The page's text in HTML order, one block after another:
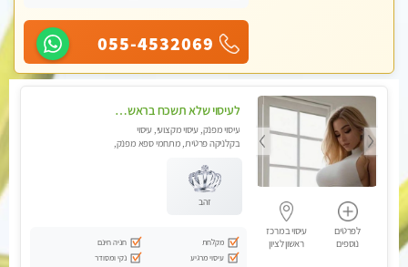
055-4532069
לפרטים
נוספים
עיסוי במרכז
ראשון לציון
לעיסוי שלא תשכח בראשון לציון
עיסוי מפנק, עיסוי מקצועי, עיסוי
בקלניקה פרטית, מתחמי ספא מפנק,
זהב
מקלחת
חניה חינם
עיסוי מרגיע
נקי ומסודר